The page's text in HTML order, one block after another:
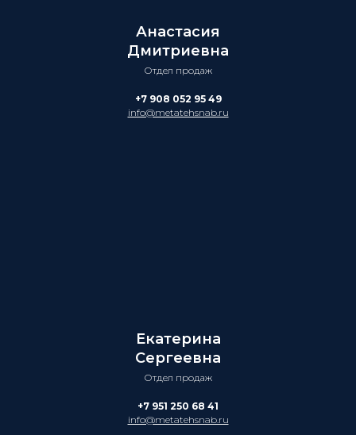
Анастасия
Дмитриевна
Отдел продаж
+7 908 052 95 49
info@metatehsnab.ru
Екатерина
Сергеевна
Отдел продаж
+7 951 250 68 41
info@metatehsnab.ru